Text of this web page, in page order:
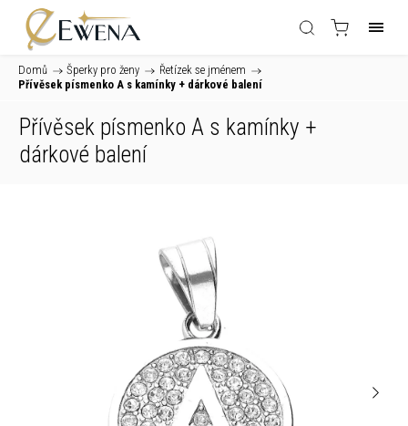
Domů / Šperky pro ženy / Řetízek se jménem /
Přívěsek písmenko A s kamínky + dárkové balení
Přívěsek písmenko A s kamínky +
dárkové balení